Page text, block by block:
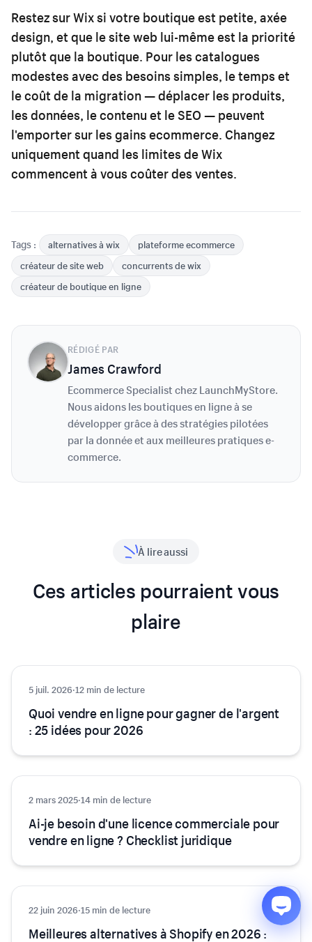
Restez sur Wix si votre boutique est petite, axée
design, et que le site web lui-même est la priorité
plutôt que la boutique. Pour les catalogues
modestes avec des besoins simples, le temps et
le coût de la migration — déplacer les produits,
les données, le contenu et le SEO — peuvent
l'emporter sur les gains ecommerce. Changez
uniquement quand les limites de Wix
commencent à vous coûter des ventes.
Tags : alternatives à wix
plateforme ecommerce
créateur de site web
concurrents de wix
créateur de boutique en ligne
RÉDIGÉ PAR
James Crawford
Ecommerce Specialist chez LaunchMyStore.
Nous aidons les boutiques en ligne à se
développer grâce à des stratégies pilotées
par la donnée et aux meilleures pratiques e-
commerce.
À lire aussi
Ces articles pourraient vous
plaire
E-commerce
5 juil. 2026·12 min de lecture
Quoi vendre en ligne pour gagner de l'argent
: 25 idées pour 2026
E-commerce
2 mars 2025·14 min de lecture
Ai-je besoin d'une licence commerciale pour
vendre en ligne ? Checklist juridique
E-commerce
22 juin 2026·15 min de lecture
Meilleures alternatives à Shopify en 2026 :